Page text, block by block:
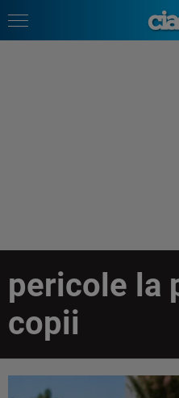
pericole la
copii